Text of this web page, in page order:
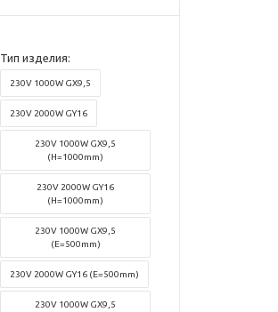
Тип изделия:
230V 1000W GX9,5
230V 2000W GY16
230V 1000W GX9,5
(H=1000mm)
230V 2000W GY16
(H=1000mm)
230V 1000W GX9,5
(E=500mm)
230V 2000W GY16 (E=500mm)
230V 1000W GX9,5